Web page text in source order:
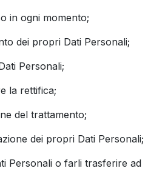
in ogni momento;
dei propri Dati Personali;
Personali;
la rettifica;
del trattamento;
dei propri Dati Personali;
Personali o farli trasferire ad